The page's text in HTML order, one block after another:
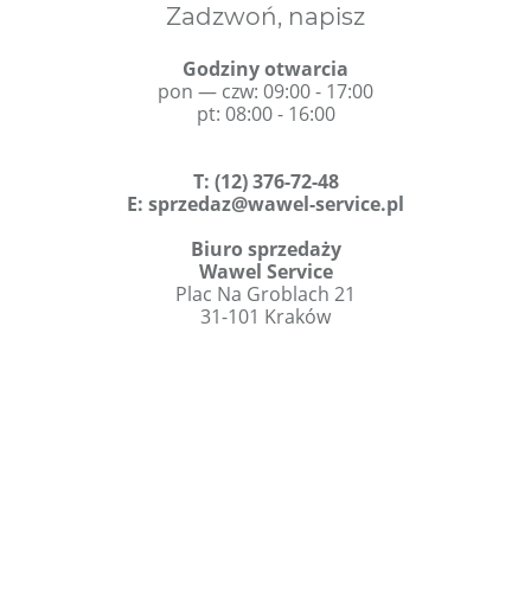
Zadzwoń, napisz
Godziny otwarcia
pon — czw: 09:00 - 17:00
pt: 08:00 - 16:00
T: (12) 376-72-48
E: sprzedaz@wawel-service.pl
Biuro sprzedaży
Wawel Service
Plac Na Groblach 21
31-101 Kraków